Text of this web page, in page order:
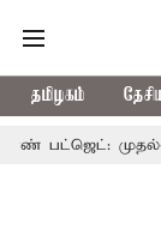
தமிழகம்
முதல்-அமைச்சர்